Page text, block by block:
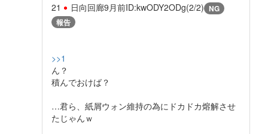
21 日向回廊9月前ID:kwODY2ODg(2/2) NG
報告
>>1
ん？
積んでおけば？
…君ら、紙屑ウォン維持の為にドカドカ熔解させ
たじゃんｗ